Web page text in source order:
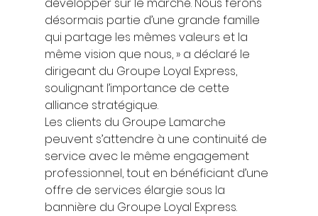
désormais partie d’une grande famille
qui partage les mêmes valeurs et la
même vision que nous, » a déclaré le
dirigeant du Groupe Loyal Express,
soulignant l’importance de cette
alliance stratégique.
Les clients du Groupe Lamarche
peuvent s’attendre à une continuité de
service avec le même engagement
professionnel, tout en bénéficiant d’une
offre de services élargie sous la
bannière du Groupe Loyal Express.